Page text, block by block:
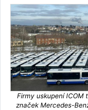
Firmy uskupení ICOM
značek Mercedes-